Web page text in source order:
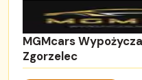
MGMcars
Zgorzelec